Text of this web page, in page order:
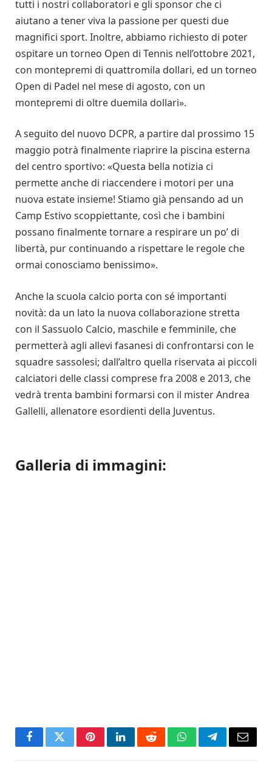
tutti i nostri collaboratori e gli sponsor che ci
aiutano a tener viva la passione per questi due
magnifici sport. Inoltre, abbiamo richiesto di poter
ospitare un torneo Open di Tennis nell’ottobre 2021,
con montepremi di quattromila dollari, ed un torneo
Open di Padel nel mese di agosto, con un
montepremi di oltre duemila dollari».
A seguito del nuovo DCPR, a partire dal prossimo 15
maggio potrà finalmente riaprire la piscina esterna
del centro sportivo: «Questa bella notizia ci
permette anche di riaccendere i motori per una
nuova estate insieme! Stiamo già pensando ad un
Camp Estivo scoppiettante, così che i bambini
possano finalmente tornare a respirare un po’ di
libertà, pur continuan­do a rispettare le regole che
ormai conosciamo benissimo».
Anche la scuola calcio porta con sé importanti
novità: da un lato la nuova collaborazione stretta
con il Sassuolo Calcio, maschile e femminile, che
permetterà agli allevi fasanesi di confrontarsi con le
squadre sassolesi; dall’altro quella riservata ai piccoli
calciatori delle classi comprese fra 2008 e 2013, che
vedrà trenta bambini formarsi con il mister Andrea
Gallelli, allenatore esordienti della Juventus.
Galleria di immagini:
FacebookTwitterPinterestLinkedInRedditWhatsAppTelegramEmail